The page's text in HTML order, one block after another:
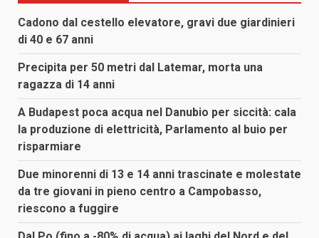
Cadono dal cestello elevatore, gravi due giardinieri
di 40 e 67 anni
Precipita per 50 metri dal Latemar, morta una
ragazza di 14 anni
A Budapest poca acqua nel Danubio per siccità: cala
la produzione di elettricità, Parlamento al buio per
risparmiare
Due minorenni di 13 e 14 anni trascinate e molestate
da tre giovani in pieno centro a Campobasso,
riescono a fuggire